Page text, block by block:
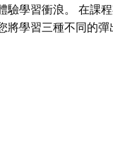
驗學習衝浪。 在課
學習三種不同的
解女性在開始衝浪